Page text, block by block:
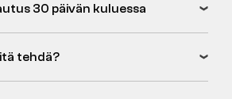
30 päivän kuluessa
tehdä?